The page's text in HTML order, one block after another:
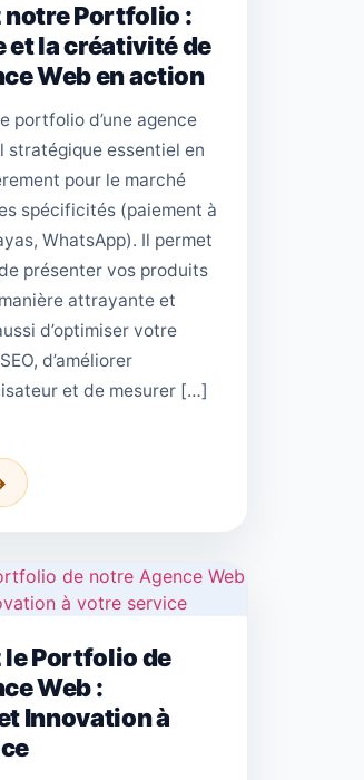
notre Portfolio :
et la créativité de
Web en action
portfolio d’une agence
stratégique essentiel en
pour le marché
spécificités (paiement à
WhatsApp). Il permet
présenter vos produits
attrayante et
d’optimiser votre
d’améliorer
et de mesurer […]
le Portfolio de
Web :
Innovation à